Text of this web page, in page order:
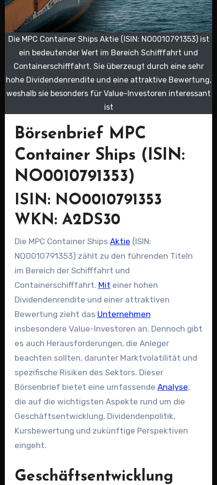
Die MPC Container Ships Aktie (ISIN: NO0010791353) ist
ein bedeutender Wert im Bereich Schifffahrt und
Containerschifffahrt. Sie überzeugt durch eine sehr
hohe Dividendenrendite und eine attraktive Bewertung,
weshalb sie besonders für Value-Investoren interessant
ist
Börsenbrief MPC
Container Ships (ISIN:
NO0010791353)
ISIN: NO0010791353
WKN: A2DS30
Die MPC Container Ships Aktie (ISIN:
NO0010791353) zählt zu den führenden Titeln
im Bereich der Schifffahrt und
Containerschifffahrt. Mit einer hohen
Dividendenrendite und einer attraktiven
Bewertung zieht das Unternehmen
insbesondere Value-Investoren an. Dennoch gibt
es auch Herausforderungen, die Anleger
beachten sollten, darunter Marktvolatilität und
spezifische Risiken des Sektors. Dieser
Börsenbrief bietet eine umfassende Analyse,
die auf die wichtigsten Aspekte rund um die
Geschäftsentwicklung, Dividendenpolitik,
Kursbewertung und zukünftige Perspektiven
eingeht.
Geschäftsentwicklung